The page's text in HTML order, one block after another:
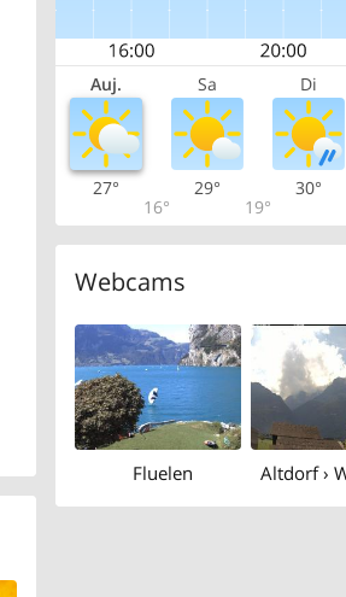
Auj. Sa Di
27°
16°
29°
19°
30°
Webcams
Fluelen